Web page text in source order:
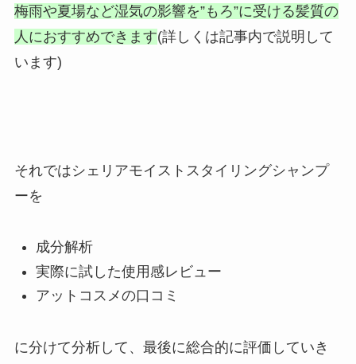
梅雨や夏場など湿気の影響を”もろ”に受ける髪質の
人におすすめできます(詳しくは記事内で説明して
います)
それではシェリアモイストスタイリングシャンプ
ーを
成分解析
実際に試した使用感レビュー
アットコスメの口コミ
に分けて分析して、最後に総合的に評価していき